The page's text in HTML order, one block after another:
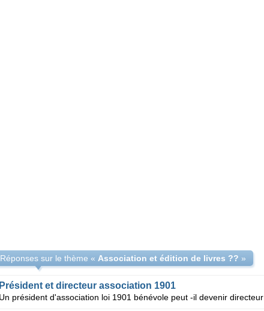
Réponses sur le thème « Association et édition de livres ?? »
Président et directeur association 1901